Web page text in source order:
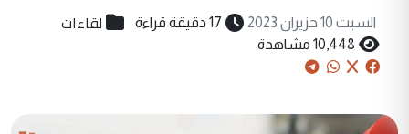
السبت 10 حزيران 2023 17 دقيقة قراءة لقاءات
10,448 مشاهدة